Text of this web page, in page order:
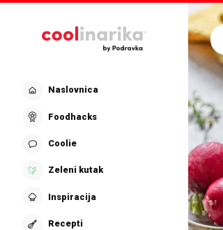
Naslovnica
Foodhacks
Coolie
Zeleni kutak
Inspiracija
Recepti